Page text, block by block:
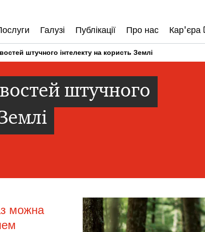
Галузі Публікації Про нас Кар'єра
штучного інтелекту на користь Землі
штучного
можна